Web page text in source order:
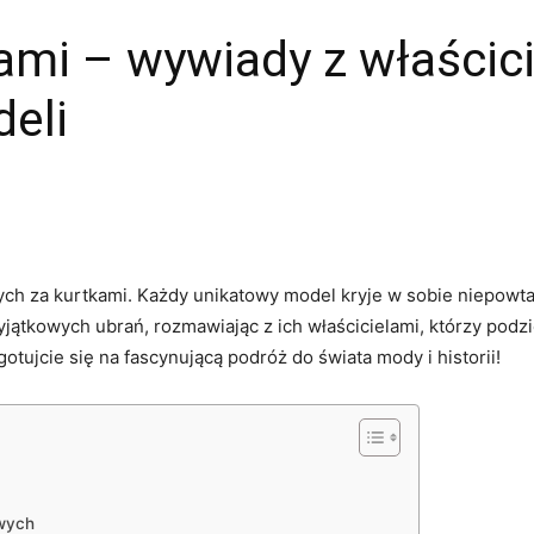
– wywiady z
za kurtkami. Każdy unikatowy model kryje w sobie
ubrań, rozmawiając z ich właścicielami, którzy
się na fascynującą podróż do świata mody⁣ i historii!